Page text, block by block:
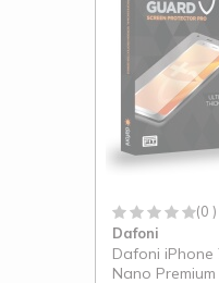
(0 )
Dafoni
Dafoni iPhone
Nano